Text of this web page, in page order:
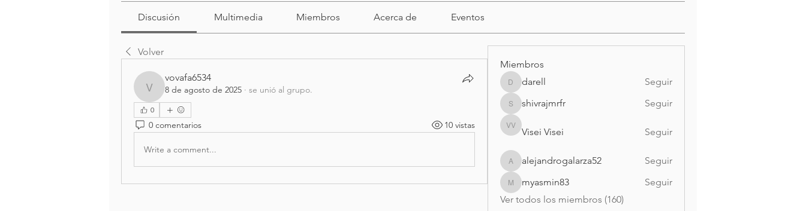
Discusión Multimedia Miembros Acerca de Eventos
Volver
vovafa6534
vovafa6534
8 de agosto de 2025 · se unió al grupo.
0
0 comentarios 10 vistas
Write a comment...
Miembros
darell
darell Seguir
shivrajmrfr
shivrajmrfr Seguir
Visei Visei
Visei Visei Seguir
alejandrogalarza52
alejandrogalarza52 Seguir
myasmin83
myasmin83
Seguir
Ver todos los miembros (160)